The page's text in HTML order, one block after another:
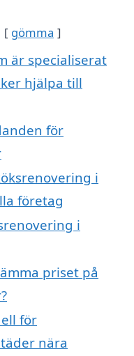
gömma
är specialiserat
hjälpa till
för
i
företag
i
priset på
för
nära